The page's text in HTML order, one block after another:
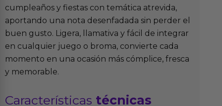
cumpleaños y fiestas con temática atrevida,
aportando una nota desenfadada sin perder el
buen gusto. Ligera, llamativa y fácil de integrar
en cualquier juego o broma, convierte cada
momento en una ocasión más cómplice, fresca
y memorable.
Características técnicas